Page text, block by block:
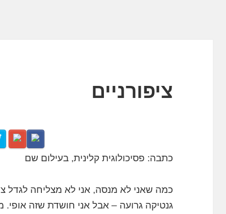
ציפורניים
כתבה: פסיכולוגית קלינית, בעילום שם
כמה שאני לא מנסה, אני לא מצליחה לגדל
גנטיקה גרועה – אבל אני חושדת שזה